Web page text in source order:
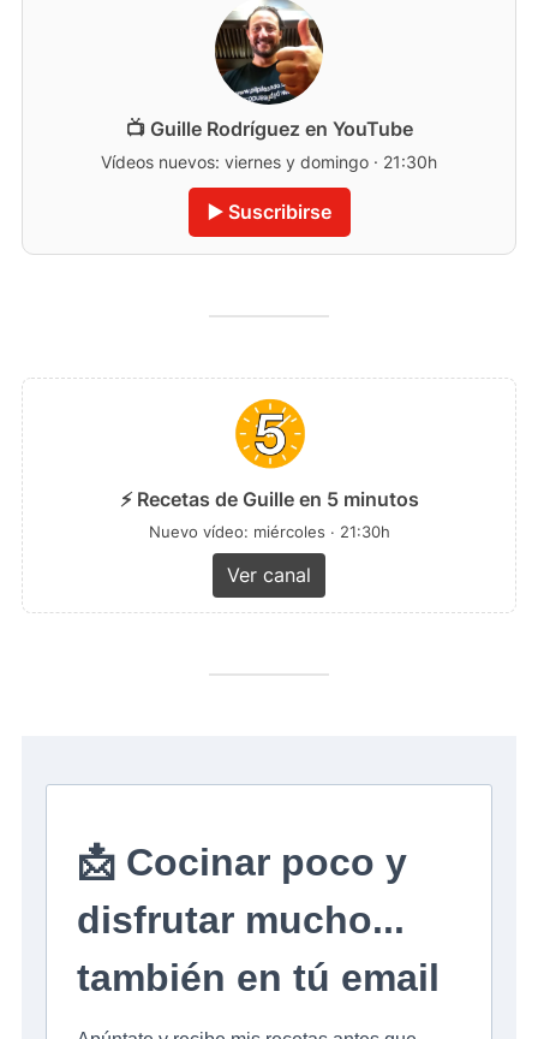
📺 Guille Rodríguez en YouTube
Vídeos nuevos: viernes y domingo · 21:30h
▶️ Suscribirse
⚡ Recetas de Guille en 5 minutos
Nuevo vídeo: miércoles · 21:30h
Ver canal